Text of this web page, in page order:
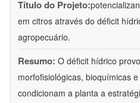
Título do Projeto:
em citros através do déficit
agropecuário.
Resumo: O déficit hídrico
morfofisiológicas, bioquímicas
condicionam a planta a